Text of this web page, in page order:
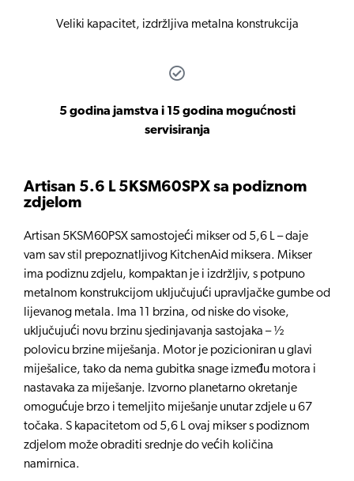
Veliki kapacitet, izdržljiva metalna konstrukcija
5 godina jamstva i 15 godina mogućnosti
servisiranja
Artisan 5.6 L 5KSM60SPX sa podiznom
zdjelom
Artisan 5KSM60PSX samostojeći mikser od 5,6 L – daje
vam sav stil prepoznatljivog KitchenAid miksera. Mikser
ima podiznu zdjelu, kompaktan je i izdržljiv, s potpuno
metalnom konstrukcijom uključujući upravljačke gumbe od
lijevanog metala. Ima 11 brzina, od niske do visoke,
uključujući novu brzinu sjedinjavanja sastojaka – ½
polovicu brzine miješanja. Motor je pozicioniran u glavi
miješalice, tako da nema gubitka snage između motora i
nastavaka za miješanje. Izvorno planetarno okretanje
omogućuje brzo i temeljito miješanje unutar zdjele u 67
točaka. S kapacitetom od 5,6 L ovaj mikser s podiznom
zdjelom može obraditi srednje do većih količina
namirnica.